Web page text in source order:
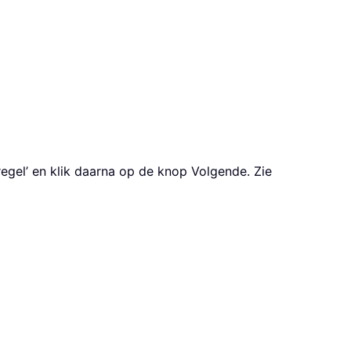
en klik daarna op de knop Volgende. Zie